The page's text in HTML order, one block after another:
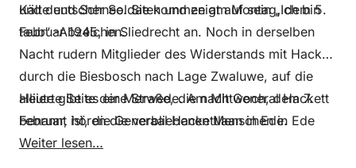
und deutscher Soldaten und zeigt auf sein „Ich bin
taub“ -Abzeichen.
Kälte und Schnee. Sie kommen am Montag, dem 5.
Februar 1945, in Sliedrecht an. Noch in derselben
Nacht rudern Mitglieder des Widerstands mit Hackett
durch die Biesbosch nach Lage Zwaluwe, auf die
alliierte Seite der Merwede. Am Mittwoch, dem 7.
Februar, hören die verbliebenen Menschen in Ede
über Radio Oranje die Code-Nachricht „Die
Heute gibt es eine Straße, die nach General Hackett
benannt ist, die Generaal Hackettlaan in Ede.
Weiter lesen…